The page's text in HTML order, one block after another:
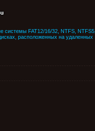
системы FAT12/16/32, NTFS, NTFS5,
расположенных на удаленных